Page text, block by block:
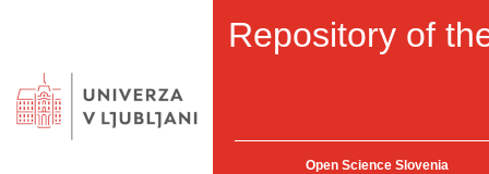
Repository of
Open Science Slovenia